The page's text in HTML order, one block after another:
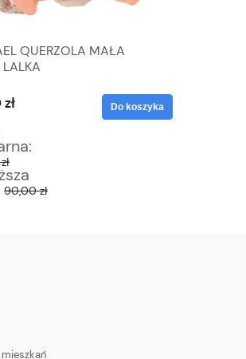
QUERZOLA MAŁA
LALKA
90,00 zł
Do koszyka